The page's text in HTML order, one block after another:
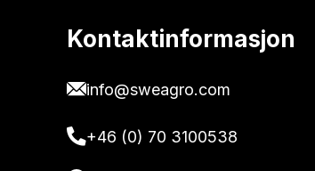
Kontaktinformasjon
info@sweagro.com
+46 (0) 70 3100538